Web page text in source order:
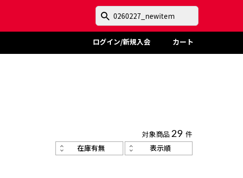
ログイン/新規入会 カート
対象商品 29 件
在庫有無
表示順